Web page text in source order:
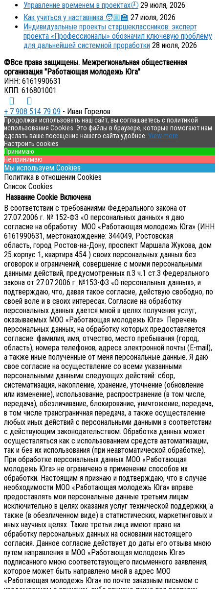
Управление временем в проектах🕘 29 июля, 2026
Как учиться у наставника 🧑🏼‍🏫 27 июля, 2026
Индивидуальные проекты старшеклассников: эксперт
проекта «Профессионалы» обозначил ключевую проблему
для дальнейшей системной проработки 28 июля, 2026
©Все права защищены. Межрегиональная общественная
организация "Работающая молодежь Юга"
ИНН: 6161990631
КПП: 616801001
+ 7 908 514 79 09 - Иван Горелов
Продолжая использовать наш сайт, вы соглашаетесь с политикой
использования Cookies. Это файлы в браузере, которые помогают нам
сделать ваше посещение нашего сайта удобнее. View more
Настроить cookies
Принимаю
Не принимаю
Мы используем Cookies
Политика в отношении Cookies
Список Cookies
Название Cookie Включена
В соответствии с требованиями Федерального закона от
27.07.2006 г. № 152-ФЗ «О персональных данных» я даю
согласие на обработку МОО «Работающая молодежь Юга» (ИНН
6161990631, местонахождение: 344049, Ростовская
область, город Ростов-на-Дону, проспект Маршала Жукова, дом
25 корпус 1, квартира 454 ) своих персональных данных без
оговорок и ограничений, совершение с моими персональными
данными действий, предусмотренных п.3 ч.1 ст.3 Федерального
закона от 27.07.2006 г. №153-ФЗ «О персональных данных», и
подтверждаю, что, давая такое согласие, действую свободно, по
своей воле и в своих интересах. Согласие на обработку
персональных данных дается мной в целях получения услуг,
оказываемых МОО «Работающая молодежь Юга». Перечень
персональных данных, на обработку которых предоставляется
согласие: фамилия, имя, отчество, место пребывания (город,
область), номера телефонов, адреса электронной почты (E-mail),
а также иные полученные от меня персональные данные. Я даю
свое согласие на осуществление со всеми указанными
персональными данными следующих действий: сбор,
систематизация, накопление, хранение, уточнение (обновление
или изменение), использование, распространение (в том числе,
передача), обезличивание, блокирование, уничтожение, передача,
в том числе трансграничная передача, а также осуществление
любых иных действий с персональными данными в соответствии
с действующим законодательством. Обработка данных может
осуществляться как с использованием средств автоматизации,
так и без их использования (при неавтоматической обработке).
При обработке персональных данных МОО «Работающая
молодежь Юга» не ограничено в применении способов их
обработки. Настоящим я признаю и подтверждаю, что в случае
необходимости МОО «Работающая молодежь Юга» вправе
предоставлять мои персональные данные третьим лицам
исключительно в целях оказания услуг технической поддержки, а
также (в обезличенном виде) в статистических, маркетинговых и
иных научных целях. Такие третьи лица имеют право на
обработку персональных данных на основании настоящего
согласия. Данное согласие действует до даты его отзыва мною
путем направления в МОО «Работающая молодежь Юга»
подписанного мною соответствующего письменного заявления,
которое может быть направлено мной в адрес МОО
«Работающая молодежь Юга» по почте заказным письмом с